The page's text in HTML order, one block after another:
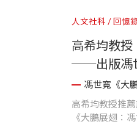
人文社科 回憶
高希均教授
──出版馮
馮世寬《大
高希均教授推
《大鵬展翅：